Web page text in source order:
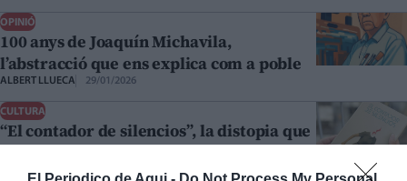
OPINIÓ
100 anys de Joaquín Michavila,
l’abstracció que ens explica com a poble
ALBERT LLUECA 29/01/2026
CULTURA
“El contador de silencios”, la distopia que
ALBERT LLUECA 17/12/2025